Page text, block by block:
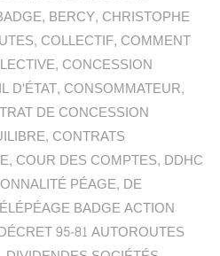
, BERCY, CHRISTOPHE
, COLLECTIF, COMMENT
, CONCESSION
D'ÉTAT, CONSOMMATEUR,
DE CONCESSION
, CONTRATS
, COUR DES COMPTES, DDHC
PÉAGE, DE
BADGE ACTION
95-81 AUTOROUTES